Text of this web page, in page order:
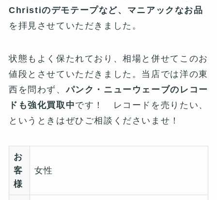
Christiのデモテープなど、マニアックなお品
を拝見させていただきました。
状態もよく保たれており、相場と併せてこのお
値段とさせていただきました。当店では洋の東
西を問わず、パンク・ニューウェーブのレコー
ドも強化買取中です！ レコードを売りたい、
というときはぜひご相談くださいませ！
お
客
様
女性